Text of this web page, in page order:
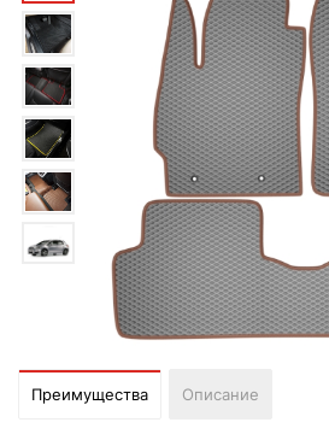
Преимущества Описание